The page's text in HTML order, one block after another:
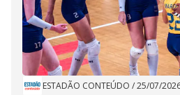
ESTADÃO CONTEÚDO /25/07/